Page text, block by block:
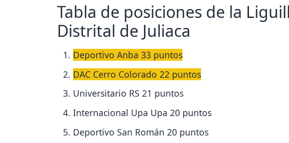
Tabla de posiciones de la
Distrital de Juliaca
Deportivo Anba 33 puntos
DAC Cerro Colorado 22 puntos
Universitario RS 21 puntos
Internacional Upa Upa 20 puntos
Deportivo San Román 20 puntos